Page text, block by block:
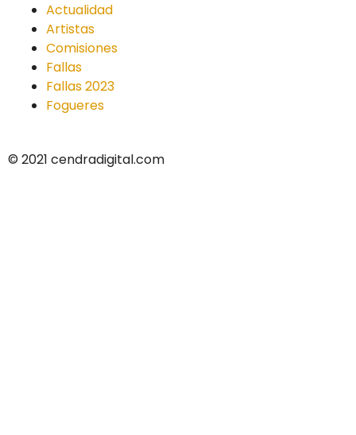
Actualidad
Artistas
Comisiones
Fallas
Fallas 2023
Fogueres
© 2021 cendradigital.com